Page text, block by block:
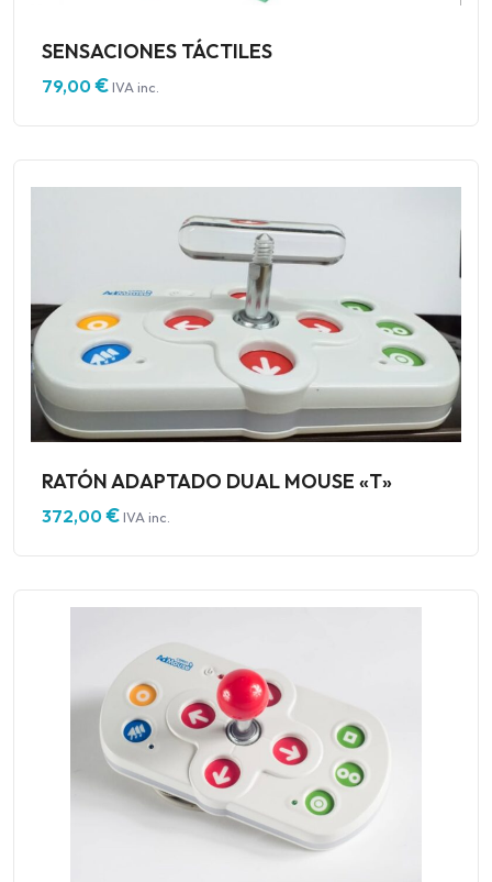
SENSACIONES TÁCTILES
79,00€IVA inc.
RATÓN ADAPTADO DUAL MOUSE «T»
372,00€IVA inc.